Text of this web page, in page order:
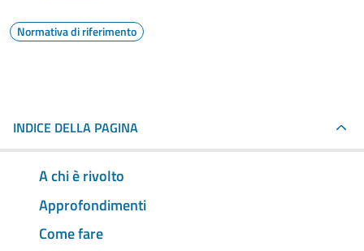
Normativa di riferimento
INDICE DELLA PAGINA
A chi è rivolto
Approfondimenti
Come fare